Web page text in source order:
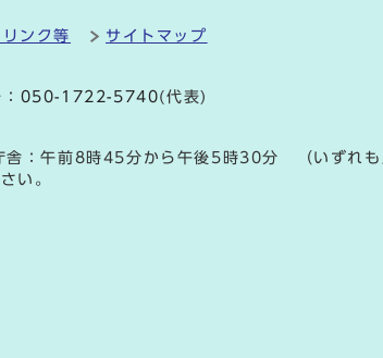
ンク等 サイトマップ
050-1722-5740(代表)
：午前8時45分から午後5時30分 （いずれも
い。